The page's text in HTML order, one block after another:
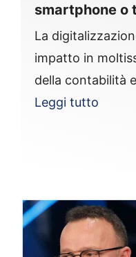
smartphone o
La
impatto in
della contabilità
Leggi tutto